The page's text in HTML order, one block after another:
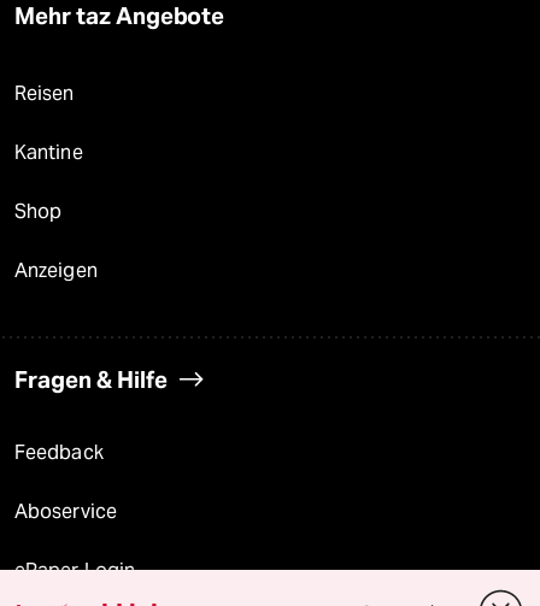
Mehr taz Angebote
Reisen
Kantine
Shop
Anzeigen
Fragen & Hilfe
Feedback
Aboservice
ePaper Login